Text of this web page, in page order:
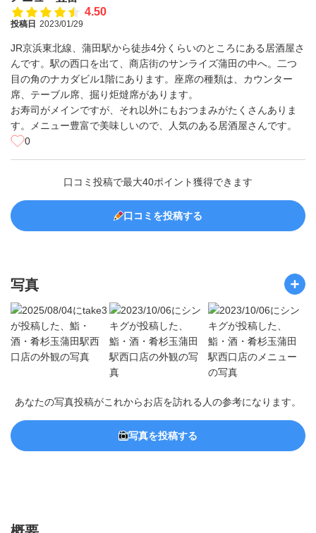
4.50
投稿日 2023/01/29
JR京浜東北線、蒲田駅から徒歩4分くらいのところにある居酒屋さ
んです。駅の西口を出て、商店街のサンライズ蒲田の中へ。二つ
目の角のナカダビル1階にあります。座席の種類は、カウンター
席、テーブル席、掘り炬燵席があります。
お寿司がメインですが、それ以外にもおつまみがたくさんありま
す。メニュー豊富で美味しいので、人気のある居酒屋さんです。
0
口コミ投稿で最大40ポイント獲得できます
口コミを投稿する
写真
あなたの写真投稿がこれからお店を訪れる人の参考になります。
写真を投稿する